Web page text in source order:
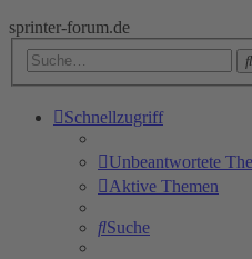
sprinter-forum.de
Schnellzugriff
Unbeantwortete
Aktive Themen
Suche